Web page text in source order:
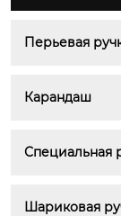
Перьевая
Карандаш
Специальная
Шариковая